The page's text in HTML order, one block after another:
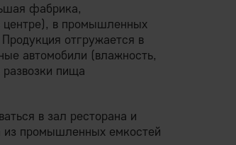
фабрика,
в промышленных
отгружается в
автомобили (влажность,
пища
в зал ресторана и
из промышленных емкостей